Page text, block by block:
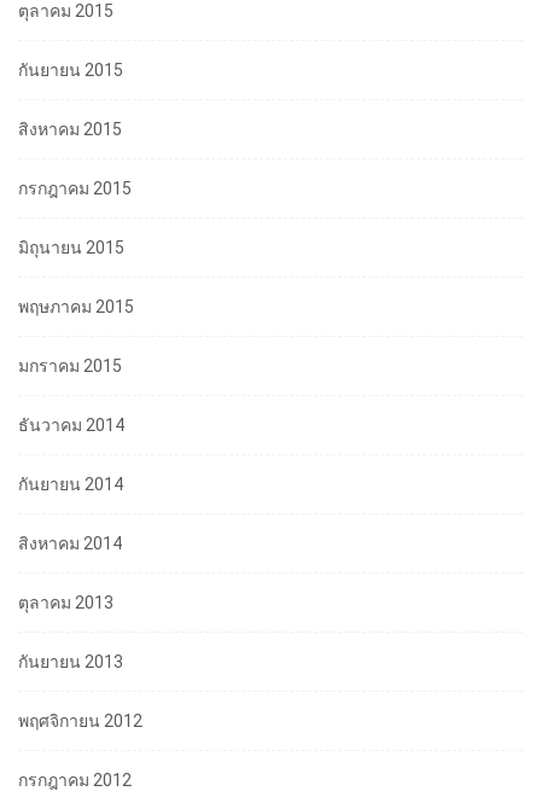
ตุลาคม 2015
กันยายน 2015
สิงหาคม 2015
กรกฎาคม 2015
มิถุนายน 2015
พฤษภาคม 2015
มกราคม 2015
ธันวาคม 2014
กันยายน 2014
สิงหาคม 2014
ตุลาคม 2013
กันยายน 2013
พฤศจิกายน 2012
กรกฎาคม 2012